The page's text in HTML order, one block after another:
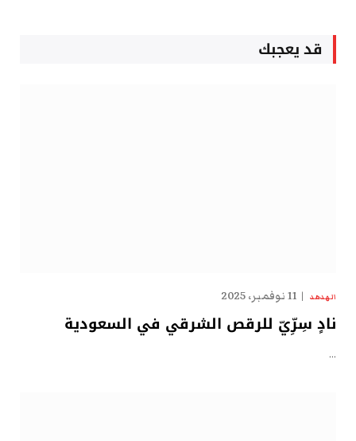
قد يعجبك
الهدهد 11 نوفمبر، 2025
نادٍ سِرِّيّ للرقص الشرقي في السعودية
…